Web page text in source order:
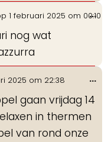
1 februari 2025 om 00:10
nog wat
...
2025 om 22:38
gaan vrijdag 14
in thermen
van rond onze
...